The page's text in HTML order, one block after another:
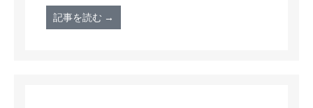
記事を読む →